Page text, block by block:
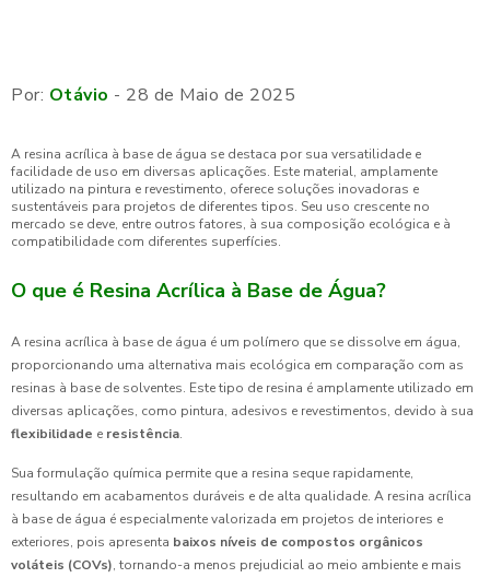
Por: Otávio - 28 de Maio de 2025
A resina acrílica à base de água se destaca por sua versatilidade e
facilidade de uso em diversas aplicações. Este material, amplamente
utilizado na pintura e revestimento, oferece soluções inovadoras e
sustentáveis para projetos de diferentes tipos. Seu uso crescente no
mercado se deve, entre outros fatores, à sua composição ecológica e à
compatibilidade com diferentes superfícies.
O que é Resina Acrílica à Base de Água?
A resina acrílica à base de água é um polímero que se dissolve em água,
proporcionando uma alternativa mais ecológica em comparação com as
resinas à base de solventes. Este tipo de resina é amplamente utilizado em
diversas aplicações, como pintura, adesivos e revestimentos, devido à sua
flexibilidade e resistência.
Sua formulação química permite que a resina seque rapidamente,
resultando em acabamentos duráveis e de alta qualidade. A resina acrílica
à base de água é especialmente valorizada em projetos de interiores e
exteriores, pois apresenta baixos níveis de compostos orgânicos
voláteis (COVs), tornando-a menos prejudicial ao meio ambiente e mais